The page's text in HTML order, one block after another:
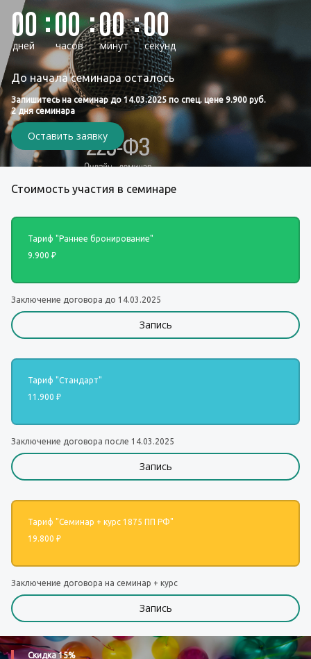
00
дней
00
часов
00
минут
00
секунд
До начала семинара осталось
Запишитесь на семинар до 14.03.2025 по спец. цене 9.900 руб.
2 дня семинара
Оставить заявку
Стоимость участия в семинаре
Тариф "Раннее бронирование"
9.900 ₽
Заключение договора до 14.03.2025
Запись
Тариф "Стандарт"
11.900 ₽
Заключение договора после 14.03.2025
Запись
Тариф "Семинар + курс 1875 ПП РФ"
19.800 ₽
Заключение договора на семинар + курс
Запись
Скидка 15%